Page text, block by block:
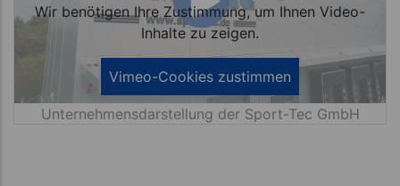
Wir benötigen Ihre Zustimmung, um Ihnen Video-
Inhalte zu zeigen.
Unternehmensdarstellung der Sport-Tec GmbH